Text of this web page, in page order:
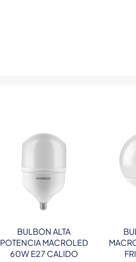
BULBON ALTA
POTENCIA MACROLED
60W E27 CALIDO